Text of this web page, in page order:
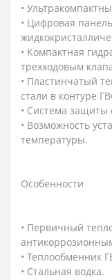
•
• Цифровая
• Компактная
трехходовым
• Пластинчатый
стали в контуре
• Система защиты
• Возможность
температуры.
Особенности
• Первичный
• Теплообменник
• Стальная водка.